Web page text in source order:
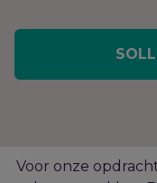
Voor onze